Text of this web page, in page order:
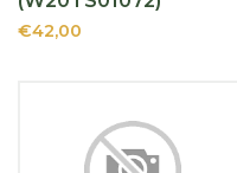
€42,00